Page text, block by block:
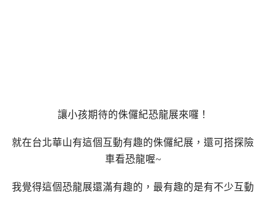
讓小孩期待的侏儸紀恐龍展來囉！
就在台北華山有這個互動有趣的侏儸紀展，還可搭探險
車看恐龍喔~
我覺得這個恐龍展還滿有趣的，最有趣的是有不少互動